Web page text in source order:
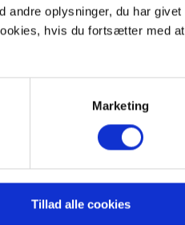
andre oplysninger, du har givet
hvis du fortsætter med at
Marketing
Tillad alle cookies